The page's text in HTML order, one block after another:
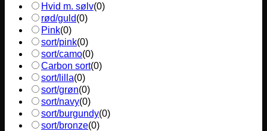
Hvid m. sølv(0)
rød/guld(0)
Pink(0)
sort/pink(0)
sort/camo(0)
Carbon sort(0)
sort/lilla(0)
sort/grøn(0)
sort/navy(0)
sort/burgundy(0)
sort/bronze(0)